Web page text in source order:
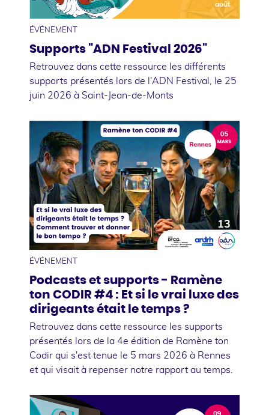
août
ÉVÉNEMENT
Supports "ADN Festival 2026"
Retrouvez dans cette ressource les différents
supports présentés lors de l'ADN Festival, le 25
juin 2026 à Saint-Jean-de-Monts
13
mars
ÉVÉNEMENT
Podcasts et supports - Ramène
ton CODIR #4 : Et si le vrai luxe des
dirigeants était le temps ?
Retrouvez dans cette ressource les supports
présentés lors de la 4e édition de Ramène ton
Codir qui s'est tenue le 5 mars 2026 à Rennes
et qui visait à repenser notre rapport au temps.